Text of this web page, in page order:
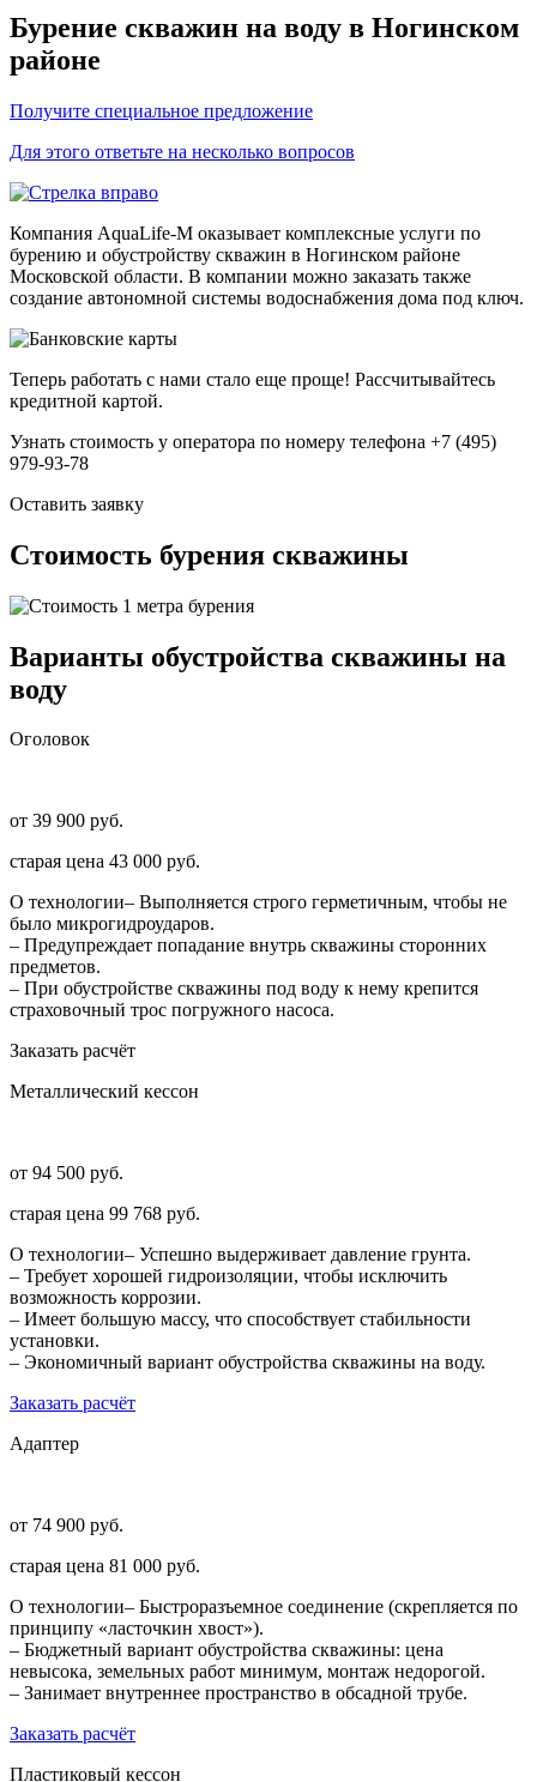
Бурение скважин на воду в Ногинском
районе
Получите специальное предложение
Для этого ответьте на несколько вопросов
Компания AquaLife-M оказывает комплексные услуги по
бурению и обустройству скважин в Ногинском районе
Московской области. В компании можно заказать также
создание автономной системы водоснабжения дома под ключ.
Теперь работать с нами стало еще проще! Рассчитывайтесь
кредитной картой.
Узнать стоимость у оператора по номеру телефона +7 (495)
979-93-78
Оставить заявку
Стоимость бурения скважины
Варианты обустройства скважины на
воду
Оголовок
от 39 900 руб.
старая цена 43 000 руб.
О технологии– Выполняется строго герметичным, чтобы не
было микрогидроударов.
– Предупреждает попадание внутрь скважины сторонних
предметов.
– При обустройстве скважины под воду к нему крепится
страховочный трос погружного насоса.
Заказать расчёт
Металлический кессон
от 94 500 руб.
старая цена 99 768 руб.
О технологии– Успешно выдерживает давление грунта.
– Требует хорошей гидроизоляции, чтобы исключить
возможность коррозии.
– Имеет большую массу, что способствует стабильности
установки.
– Экономичный вариант обустройства скважины на воду.
Заказать расчёт
Адаптер
от 74 900 руб.
старая цена 81 000 руб.
О технологии– Быстроразъемное соединение (скрепляется по
принципу «ласточкин хвост»).
– Бюджетный вариант обустройства скважины: цена
невысока, земельных работ минимум, монтаж недорогой.
– Занимает внутреннее пространство в обсадной трубе.
Заказать расчёт
Пластиковый кессон